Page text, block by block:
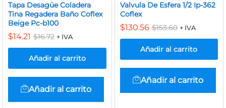
Tapa Desagüe Coladera
Tina Regadera Baño Coflex
Beige Pc-b100
$14.21 $16.72 + IVA
Añadir al carrito
Añadir al carrito
Valvula De Esfera 1/2 Ip-362
Coflex
$130.56 $153.60 + IVA
Añadir al carrito
Añadir al carrito